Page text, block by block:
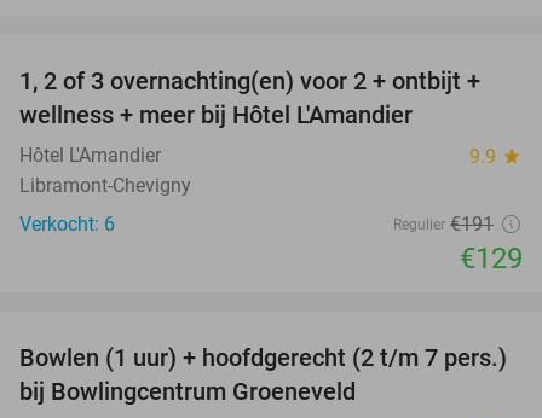
32%
TODAY
1, 2 of 3 overnachting(en) voor 2 + ontbijt +
wellness + meer bij Hôtel L'Amandier
Hôtel L'Amandier 9.9 star
Libramont-Chevigny
Verkocht: 6
Regulier €191
€129
45%
Bowlen (1 uur) + hoofdgerecht (2 t/m 7 pers.)
bij Bowlingcentrum Groeneveld